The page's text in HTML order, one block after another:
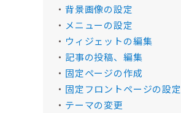
背景画像の設定
メニューの設定
ウィジェットの編集
記事の投稿、編集
固定ページの作成
固定フロントページの設定
テーマの変更